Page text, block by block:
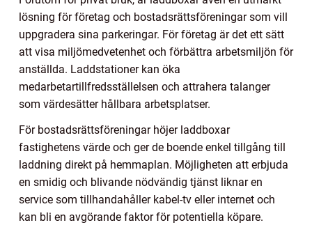
lösning för företag och bostadsrättsföreningar som vill
uppgradera sina parkeringar. För företag är det ett sätt
att visa miljömedvetenhet och förbättra arbetsmiljön för
anställda. Laddstationer kan öka
medarbetartillfredsställelsen och attrahera talanger
som värdesätter hållbara arbetsplatser.
För bostadsrättsföreningar höjer laddboxar
fastighetens värde och ger de boende enkel tillgång till
laddning direkt på hemmaplan. Möjligheten att erbjuda
en smidig och blivande nödvändig tjänst liknar en
service som tillhandahåller kabel-tv eller internet och
kan bli en avgörande faktor för potentiella köpare.